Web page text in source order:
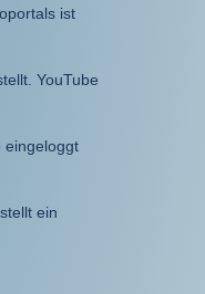
ist
YouTube
eingeloggt
ein